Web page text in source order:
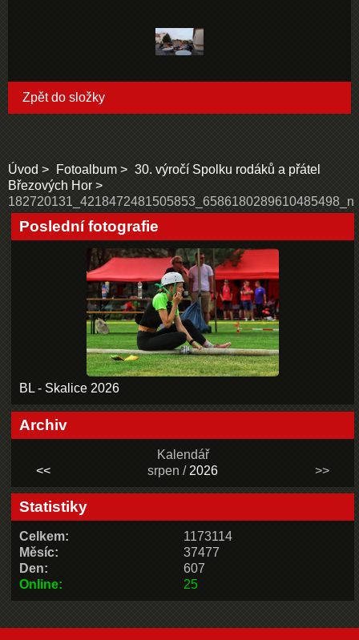
Zpět do složky
Úvod Fotoalbum
30. výročí Spolku rodáků a přátel
Březových Hor
182720131_4218472481505853_6586180289610485498_n
Poslední fotografie
BL - Skalice 2026
Archiv
Kalendář
<<
srpen / 2026 >>
Statistiky
Online: 25
Celkem:
1173114
Měsíc:
37477
Den:
607